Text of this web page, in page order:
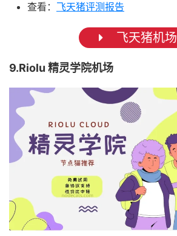
查看： 飞天猪评测报告
飞天猪机场
9.Riolu 精灵学院机场